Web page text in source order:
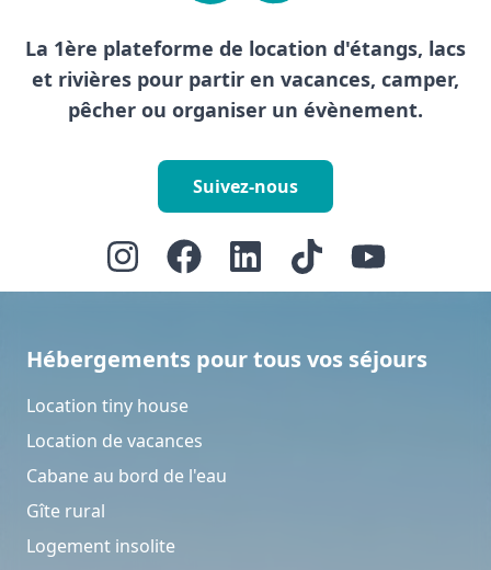
La 1ère plateforme de location d'étangs, lacs
et rivières pour partir en vacances, camper,
pêcher ou organiser un évènement.
Suivez-nous
Hébergements pour tous vos séjours
Location tiny house
Location de vacances
Cabane au bord de l'eau
Gîte rural
Logement insolite